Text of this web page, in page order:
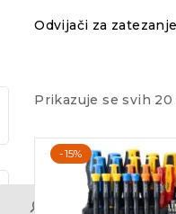
Odvijači za
Prikazuje se svih
-15%